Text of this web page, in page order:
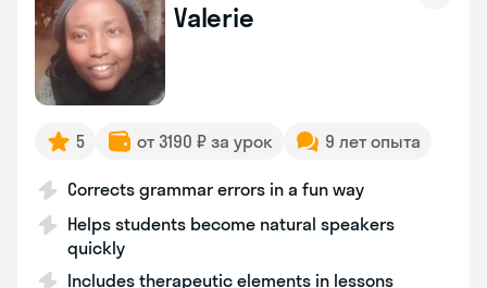
Valerie
5 от 3190 ₽ за урок 9 лет опыта
Corrects grammar errors in a fun way
Helps students become natural speakers
quickly
Includes therapeutic elements in lessons